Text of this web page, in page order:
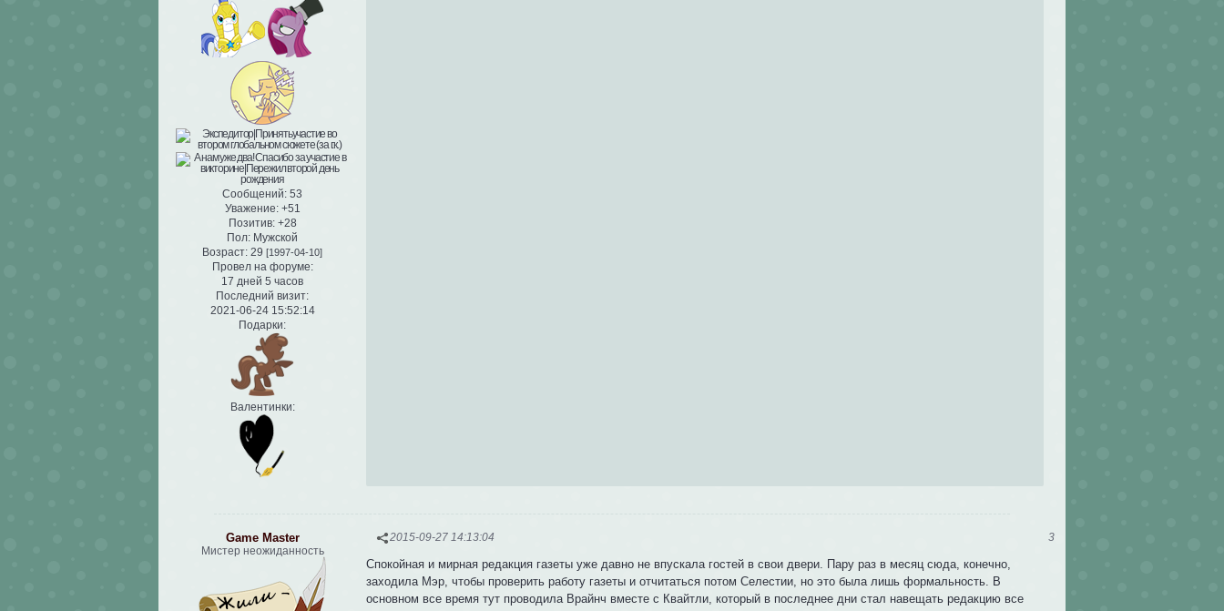
Сообщений: 53
Уважение: +51
Позитив: +28
Пол: Мужской
Возраст: 29 [1997-04-10]
Провел на форуме:
17 дней 5 часов
Последний визит:
2021-06-24 15:52:14
Подарки:
Валентинки:
3
2015-09-27 14:13:04
Game Master
Мистер неожиданность
Спокойная и мирная редакция газеты уже давно не впускала гостей в свои двери. Пару раз в месяц сюда, конечно,
заходила Мэр, чтобы проверить работу газеты и отчитаться потом Селестии, но это была лишь формальность. В
основном все время тут проводила Врайнч вместе с Квайтли, который в последнее дни стал навещать редакцию все